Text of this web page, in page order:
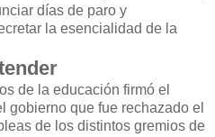
días de paro y
la esencialidad de la
de la educación firmó el
gobierno que fue rechazado el
de los distintos gremios de